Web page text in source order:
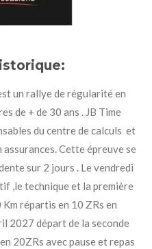
un rallye de régularité en
de + de 30 ans . JB Time
du centre de calculs et
Cette épreuve se
sur 2 jours . Le vendredi
,le technique et la première
répartis en 10 ZRs en
2027 départ de la seconde
20ZRs avec pause et repas